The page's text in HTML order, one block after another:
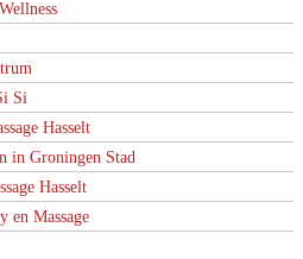
Si
Hasselt
in Groningen Stad
Hasselt
en Massage